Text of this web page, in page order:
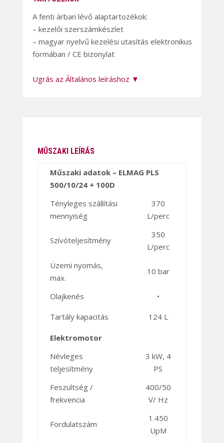
A fenti árban lévő alaptartozékok:
– kezelői szerszámkészlet
– magyar nyelvű kezelési utasítás elektronikus
formában / CE bizonylat
Ugrás az Általános leíráshoz ▼
MŰSZAKI LEÍRÁS
Műszaki adatok – ELMAG PLS
500/10/24 + 100D
Tényleges szállítási
mennyiség
370
L/perc
Szívóteljesítmény
350
L/perc
Üzemi nyomás,
max.
10 bar
Olajkenés •
Tartály kapacitás 124 L
Elektromotor
Névleges
teljesítmény
3 kW, 4
PS
Feszültség /
frekvencia
400/50
V/ Hz
Fordulatszám
1.450
UpM